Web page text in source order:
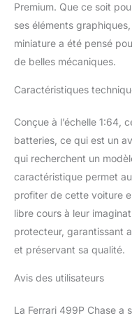
Premium. Que ce soit
ses éléments
miniature a été pensé
de belles mécaniques.
Caractéristiques
Conçue à l’échelle 1:64,
batteries, ce qui est un
qui recherchent un
caractéristique permet
profiter de cette voiture
libre cours à leur
protecteur, garantissant
et préservant sa qualité.
Avis des utilisateurs
La Ferrari 499P Chase a